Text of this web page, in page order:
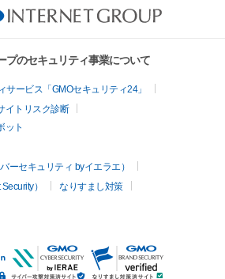
プのセキュリティ事業について
ービス「GMOセキュリティ24」
イトリスク診断
ット
ーセキュリティ byイエラエ）
）
なりすまし対策